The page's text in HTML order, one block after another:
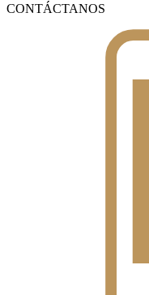
CONTÁCTANOS